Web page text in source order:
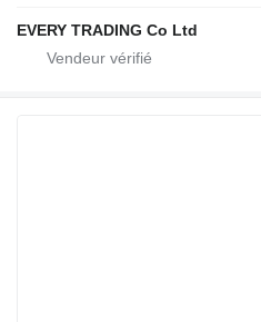
EVERY TRADING Co Ltd